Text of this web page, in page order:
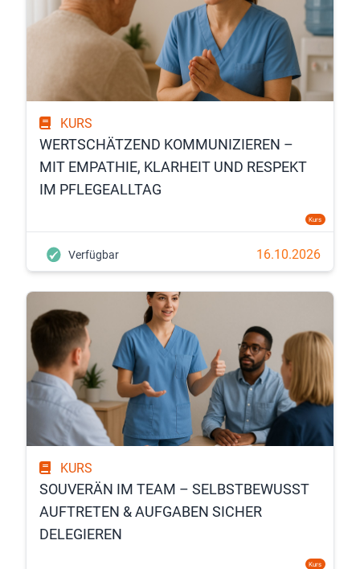
KURS
WERTSCHÄTZEND KOMMUNIZIEREN –
MIT EMPATHIE, KLARHEIT UND RESPEKT
IM PFLEGEALLTAG
Kurs
Verfügbar 16.10.2026
KURS
SOUVERÄN IM TEAM – SELBSTBEWUSST
AUFTRETEN & AUFGABEN SICHER
DELEGIEREN
Kurs